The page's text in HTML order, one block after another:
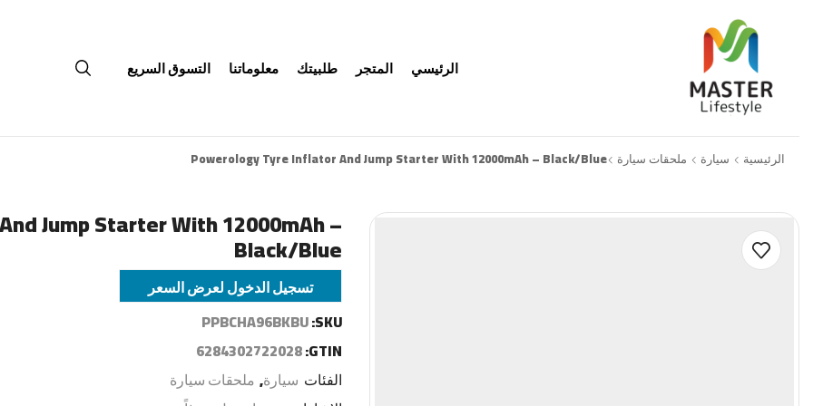
الرئيسي المتجر طلبيتك معلوماتنا التسوق السريع
الرئيسية سيارة ملحقات سيارة Powerology Tyre Inflator And Jump Starter With 12000mAh – Black/Blue
Jump Starter With 12000mAh –
Black/Blue
تسجيل الدخول لعرض السعر
SKU:
PPBCHA96BKBU
GTIN:
6284302722028
الفئات سيارة, ملحقات سيارة